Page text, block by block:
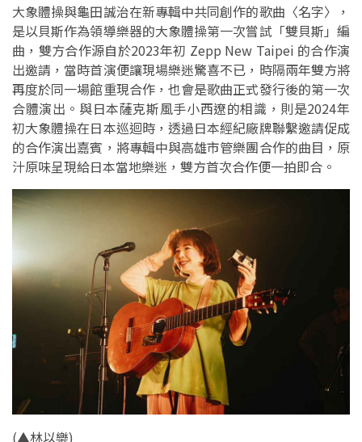
大象體操與龜田誠治在新專輯中共同創作的歌曲〈名字〉，
是以貝斯作為領導樂器的大象體操第一次嘗試「雙貝斯」編
曲，雙方合作源自於2023年初 Zepp New Taipei 的合作演
出邀請，當時首演便讓現場樂迷驚喜不已，時隔兩年雙方將
再度於同一場館重現合作，也會是歌曲正式發行後的第一次
合體演出。與日本薩克斯風手小西遼的相識，則是2024年
初大象體操在日本巡迴時，透過日本經紀廠牌聯繫邀請促成
的合作演出嘉賓，將專輯中與高雄市管樂團合作的曲目，原
汁原味呈現給日本當地樂迷，雙方首次合作便一拍即合。
(▲林以樂)